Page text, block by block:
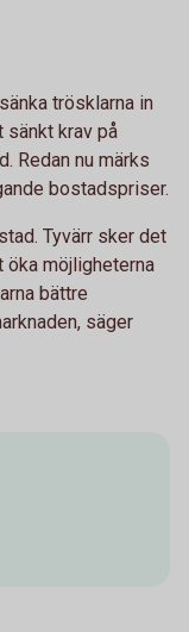
trösklarna in
sänkt krav på
Redan nu märks
bostadspriser.
Tyvärr sker det
möjligheterna
bättre
säger